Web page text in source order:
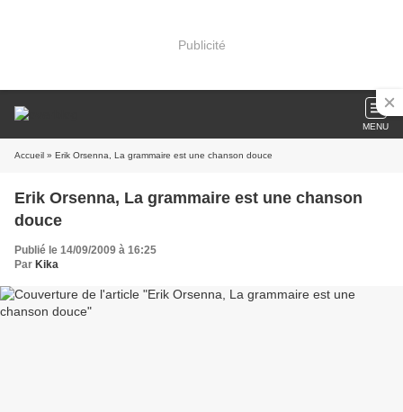
Publicité
MENU
Accueil » Erik Orsenna, La grammaire est une chanson douce
Erik Orsenna, La grammaire est une chanson
douce
Publié le 14/09/2009 à 16:25
Par Kika